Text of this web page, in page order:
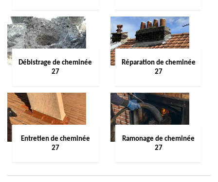
Débistrage de cheminée
27
Réparation de cheminée
27
Entretien de cheminée
27
Ramonage de cheminée
27